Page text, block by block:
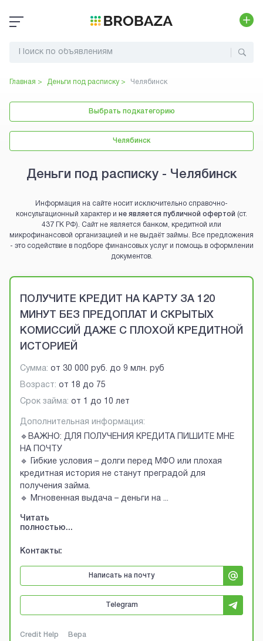
Главная > Деньги под расписку > Челябинск
Выбрать подкатегорию
Челябинск
Деньги под расписку - Челябинск
Информация на сайте носит исключительно справочно-
консультационный характер и не является публичной офертой (ст.
437 ГК РФ). Сайт не является банком, кредитной или
микрофинансовой организацией и не выдаёт займы. Все предложения
- это содействие в подборе финансовых услуг и помощь в оформлении
документов.
Brobaza - VIP-объявления
ПОЛУЧИТЕ КРЕДИТ НА КАРТУ ЗА 120
МИНУТ БЕЗ ПРЕДОПЛАТ И СКРЫТЫХ
КОМИССИЙ ДАЖЕ С ПЛОХОЙ КРЕДИТНОЙ
ИСТОРИЕЙ
Сумма: от 30 000 руб. до 9 млн. руб
Возраст: от 18 до 75
Срок займа: от 1 до 10 лет
Дополнительная информация:
🔹ВАЖНО: ДЛЯ ПОЛУЧЕНИЯ КРЕДИТА ПИШИТЕ МНЕ
НА ПОЧТУ
🔹 Гибкие условия – долги перед МФО или плохая
кредитная история не станут преградой для
получения займа.
🔹 Мгновенная выдача – деньги на ...
Читать
полностью...
Контакты:
Написать на почту
Telegram
Credit Help Вера